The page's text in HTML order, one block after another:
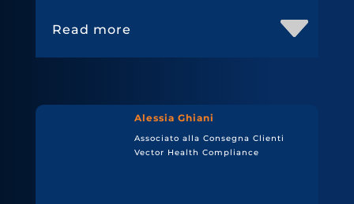
Read more
Alessia Ghiani
Associato alla Consegna Clienti
Vector Health Compliance